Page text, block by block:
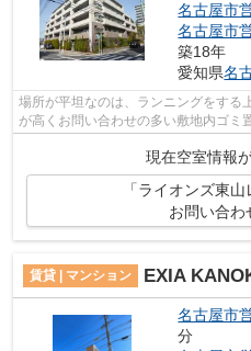
名古屋市
名古屋市
築18年
愛知県名
場所が平坦なのは、ランニングをす
が高くお問い合わせの多い敷地内ゴ
現在空室情報
「ライオンズ東
お問い合わ
賃貸 | マンション EXIA
名古屋市
分